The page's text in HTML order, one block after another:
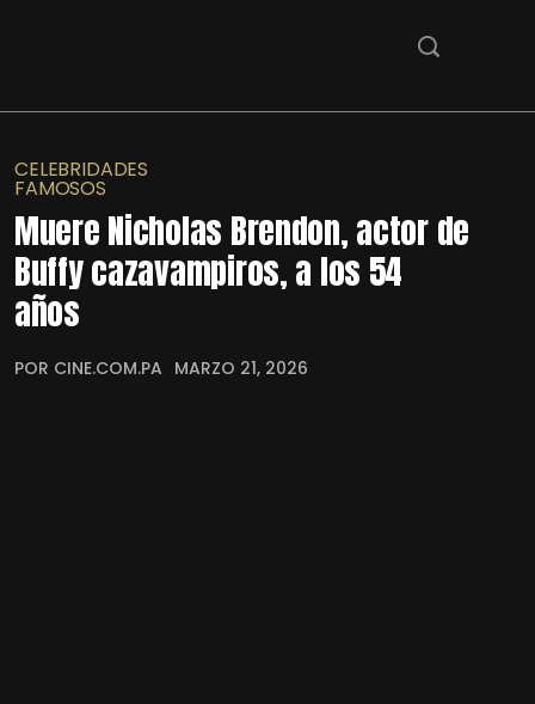
CELEBRIDADES
FAMOSOS
Muere Nicholas Brendon, actor de
Buffy cazavampiros, a los 54
años
POR CINE.COM.PA MARZO 21, 2026